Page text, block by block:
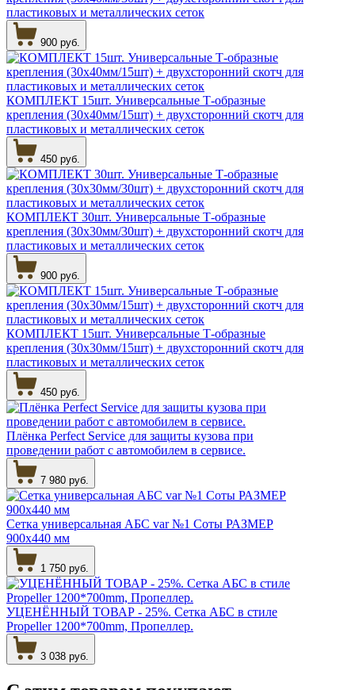
пластиковых и металлических сеток
900 руб.
КОМПЛЕКТ 15шт. Универсальные Т-образные
крепления (30х40мм/15шт) + двухсторонний скотч для
пластиковых и металлических сеток
450 руб.
КОМПЛЕКТ 30шт. Универсальные Т-образные
крепления (30х30мм/30шт) + двухсторонний скотч для
пластиковых и металлических сеток
900 руб.
КОМПЛЕКТ 15шт. Универсальные Т-образные
крепления (30х30мм/15шт) + двухсторонний скотч для
пластиковых и металлических сеток
450 руб.
Плёнка Perfect Service для защиты кузова при
проведении работ с автомобилем в сервисе.
7 980 руб.
Сетка универсальная АБС var №1 Соты РАЗМЕР
900х440 мм
1 750 руб.
УЦЕНЁННЫЙ ТОВАР - 25%. Сетка АБС в стиле
Propeller 1200*700mm, Пропеллер.
3 038 руб.